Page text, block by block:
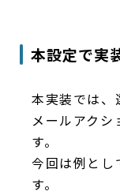
本設定で実
本実装では、
メールアク
す。
今回は例とし
す。